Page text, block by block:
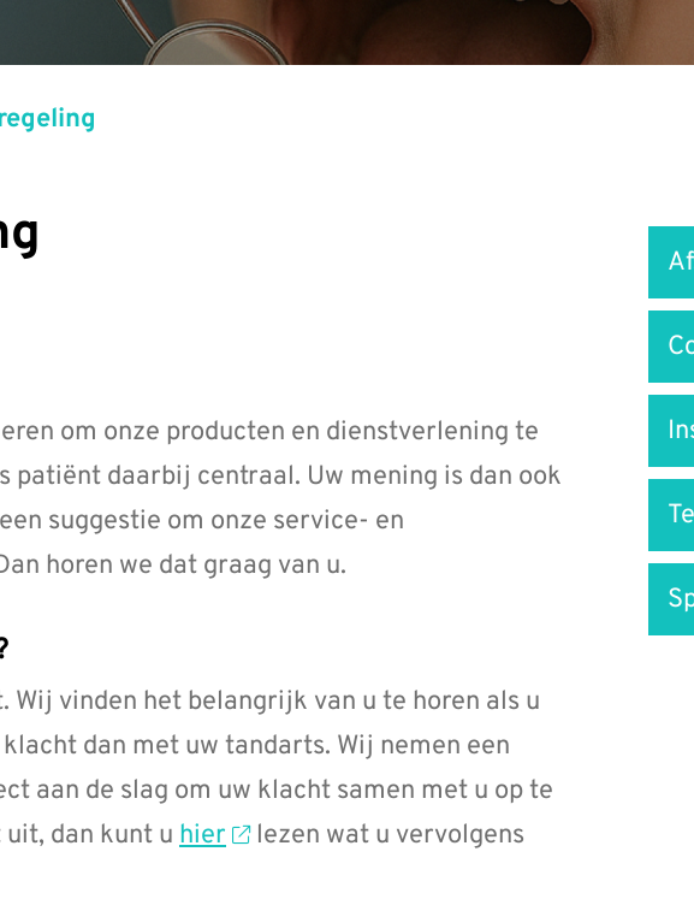
om onze producten en dienstverlening te
daarbij centraal. Uw mening is dan ook
suggestie om onze service- en
horen we dat graag van u.
Wij vinden het belangrijk van u te horen als u
dan met uw tandarts. Wij nemen een
aan de slag om uw klacht samen met u op te
uit, dan kunt u hier
lezen wat u vervolgens